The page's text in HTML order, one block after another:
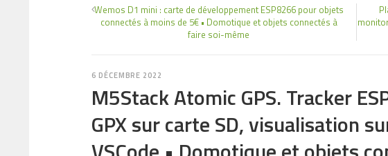
Wemos D1 mini : carte de développement ESP8266 pour objets
connectés à moins de 5€ • Domotique et objets connectés à
faire soi-même
6 DÉCEMBRE 2022
M5Stack Atomic GPS. Tracker
GPX sur carte SD, visualisation